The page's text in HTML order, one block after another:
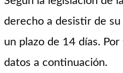
derecho a desistir de
un plazo de 14 días.
datos a continuación.